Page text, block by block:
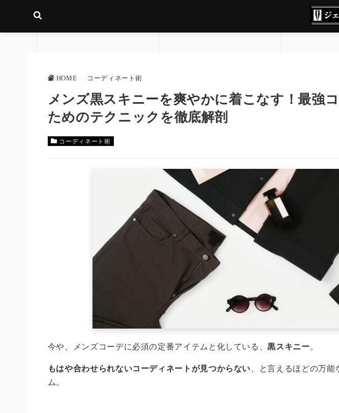
HOME コーディネート術
メンズ黒スキニーを爽やかに着こなす！最強
ためのテクニックを徹底解剖
コーディネート術
今や、メンズコーデに必須の定番アイテムと化している、黒スキニー。
もはや合わせられないコーディネートが見つからない 、と言えるほどの万
ム。